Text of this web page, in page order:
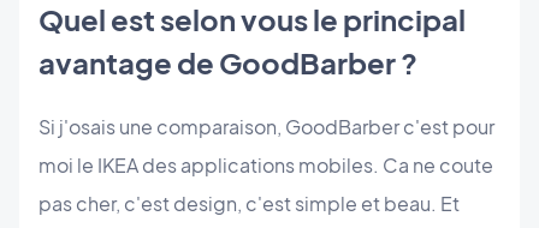
Quel est selon vous le principal
avantage de GoodBarber ?
Si j'osais une comparaison, GoodBarber c'est pour
moi le IKEA des applications mobiles. Ca ne coute
pas cher, c'est design, c'est simple et beau. Et